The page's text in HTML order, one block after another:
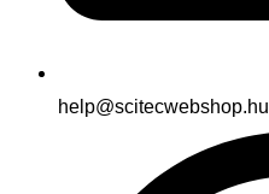
help@scitecwebshop.hu